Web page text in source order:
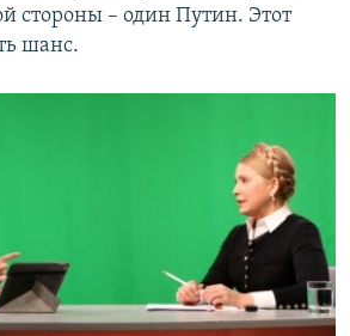
стороны – один Путин. Этот
шанс.